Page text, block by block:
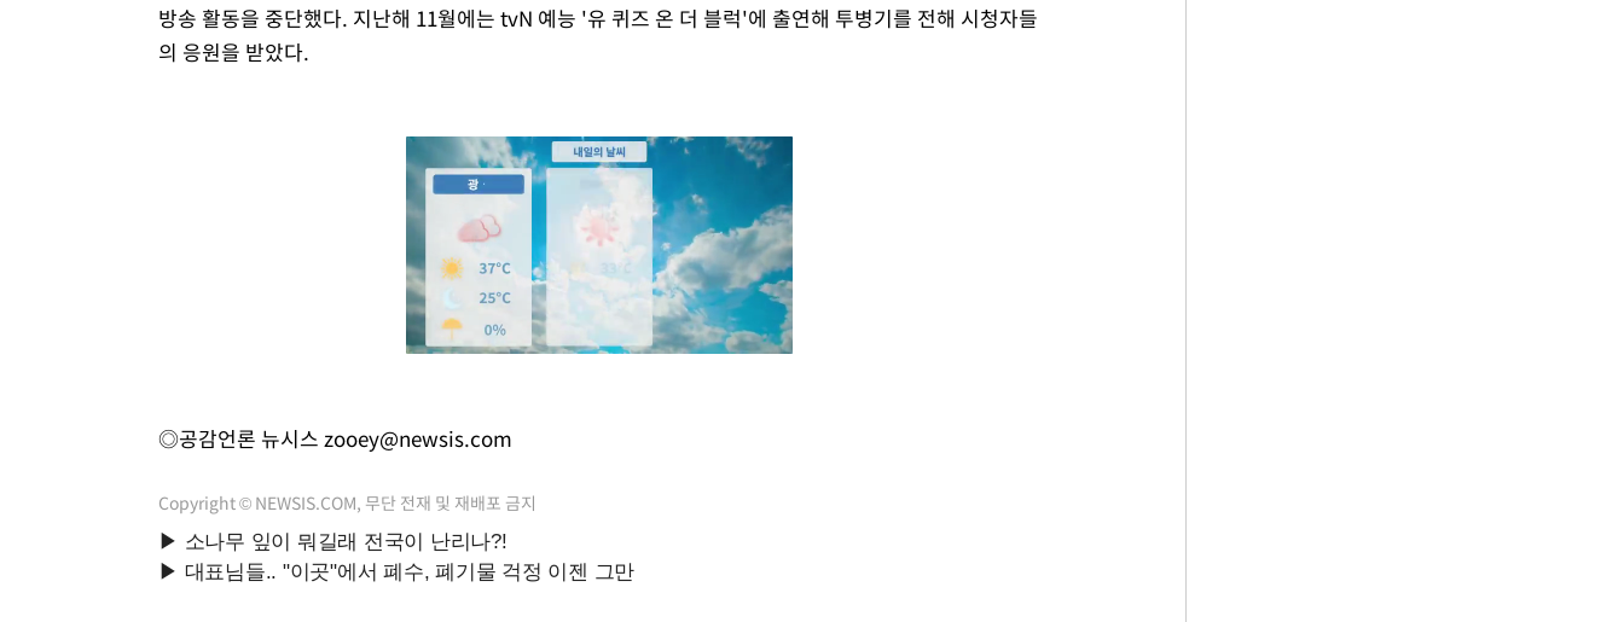
방송 활동을 중단했다. 지난해 11월에는 tvN 예능 '유 퀴즈 온 더 블럭'에 출연해 투병기를 전해 시청자들
의 응원을 받았다.
◎공감언론 뉴시스 zooey@newsis.com
Copyright © NEWSIS.COM, 무단 전재 및 재배포 금지